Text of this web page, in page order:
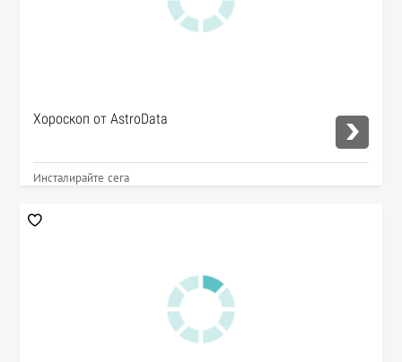
Хороскоп от AstroData
Инсталирайте сега